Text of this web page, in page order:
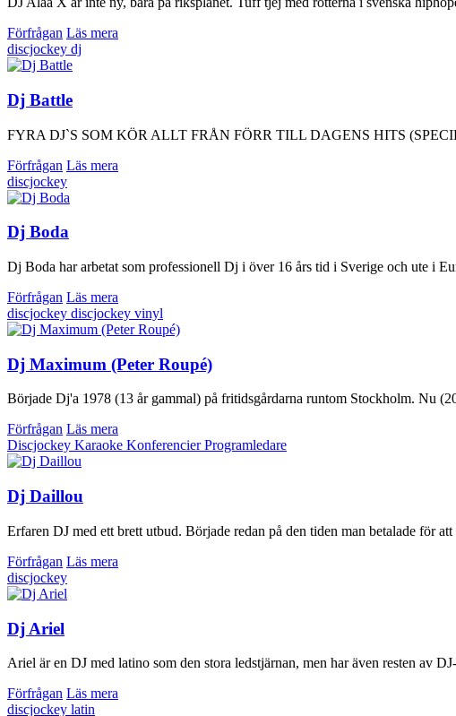
Förfrågan Läs mera
discjockey dj
Dj Battle
FYRA DJ`S SOM KÖR ALLT FRÅN FÖRR TILL DAGENS HITS
Förfrågan Läs mera
discjockey
Dj Boda
Dj Boda har arbetat som professionell Dj i över 16 års tid i Sverige och ute i
Förfrågan Läs mera
discjockey discjockey vinyl
Dj Maximum (Peter Roupé)
Började Dj'a 1978 (13 år gammal) på fritidsgårdarna runtom Stockholm. Nu
Förfrågan Läs mera
Discjockey Karaoke KonferencierProgramledare
Dj Daillou
Erfaren DJ med ett brett utbud. Började redan på den tiden man betalade för
Förfrågan Läs mera
discjockey
Dj Ariel
Ariel är en DJ med latino som den stora ledstjärnan, men har även resten av
Förfrågan Läs mera
discjockey latin